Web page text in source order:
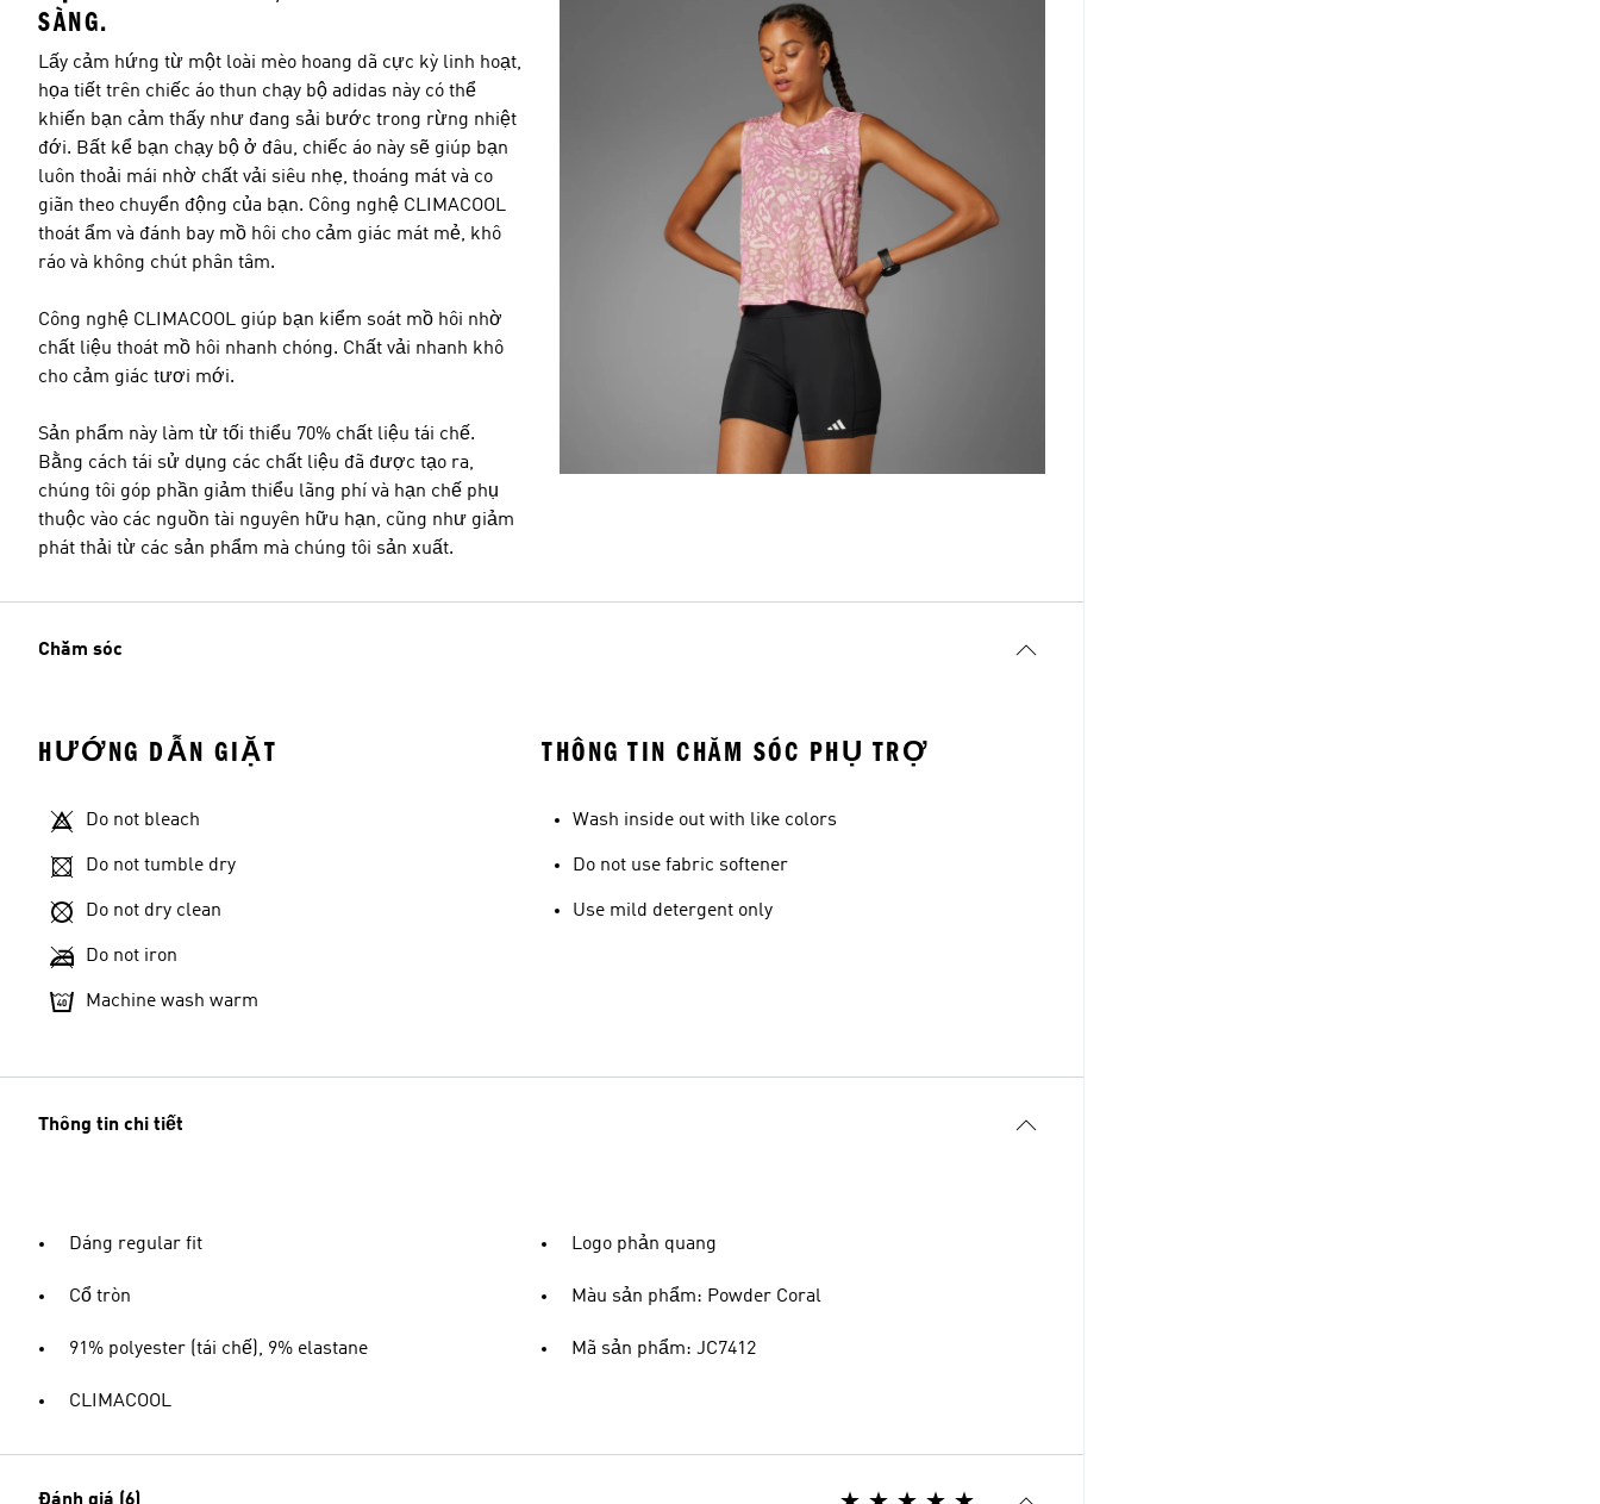
SÀNG.
Lấy cảm hứng từ một loài mèo hoang dã cực kỳ linh hoạt,
họa tiết trên chiếc áo thun chạy bộ adidas này có thể
khiến bạn cảm thấy như đang sải bước trong rừng nhiệt
đới. Bất kể bạn chạy bộ ở đâu, chiếc áo này sẽ giúp bạn
luôn thoải mái nhờ chất vải siêu nhẹ, thoáng mát và co
giãn theo chuyển động của bạn. Công nghệ CLIMACOOL
thoát ẩm và đánh bay mồ hôi cho cảm giác mát mẻ, khô
ráo và không chút phân tâm.
Công nghệ CLIMACOOL giúp bạn kiểm soát mồ hôi nhờ
chất liệu thoát mồ hôi nhanh chóng. Chất vải nhanh khô
cho cảm giác tươi mới.
Sản phẩm này làm từ tối thiểu 70% chất liệu tái chế.
Bằng cách tái sử dụng các chất liệu đã được tạo ra,
chúng tôi góp phần giảm thiểu lãng phí và hạn chế phụ
thuộc vào các nguồn tài nguyên hữu hạn, cũng như giảm
phát thải từ các sản phẩm mà chúng tôi sản xuất.
Chăm sóc
HƯỚNG DẪN GIẶT
Do not bleach
Do not tumble dry
Do not dry clean
Do not iron
Machine wash warm
THÔNG TIN CHĂM SÓC PHỤ TRỢ
Wash inside out with like colors
Do not use fabric softener
Use mild detergent only
Thông tin chi tiết
Dáng regular fit
Cổ tròn
91% polyester (tái chế), 9% elastane
CLIMACOOL
Logo phản quang
Màu sản phẩm: Powder Coral
Mã sản phẩm: JC7412